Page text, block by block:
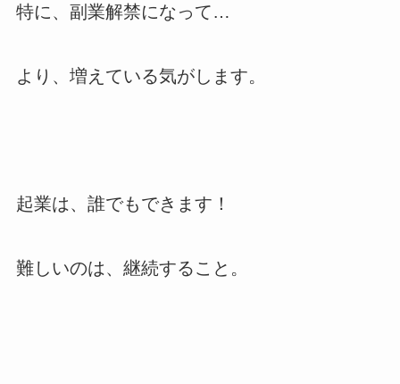
特に、副業解禁になって…
より、増えている気がします。
起業は、誰でもできます！
難しいのは、継続すること。